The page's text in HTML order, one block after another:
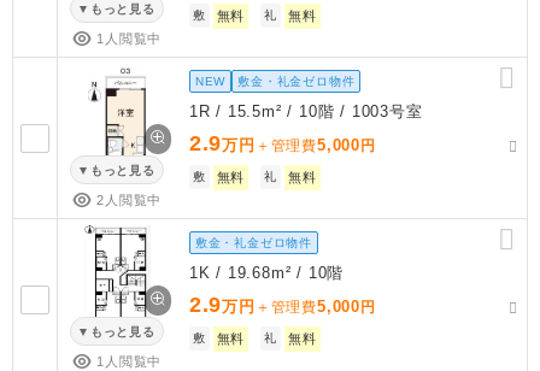
もっと見る
1人閲覧中
敷 無料 礼 無料
もっと見る
2人閲覧中
NEW 敷金・礼金ゼロ物件
1R / 15.5m² / 10階 / 1003号室
2.9万円 ＋管理費5,000 円
敷 無料 礼 無料
もっと見る
1人閲覧中
敷金・礼金ゼロ物件
1K / 19.68m² / 10階
2.9万円 ＋管理費5,000 円
敷 無料 礼 無料